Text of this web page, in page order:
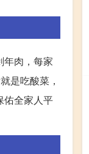
年肉，每家
是吃酸菜，
佑全家人平